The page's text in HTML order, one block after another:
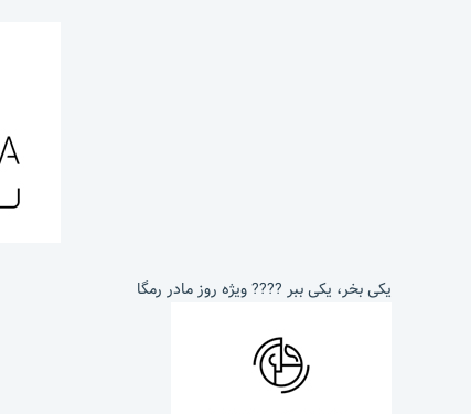
یکی بخر، یکی ببر ???? ویژه روز مادر رمگا